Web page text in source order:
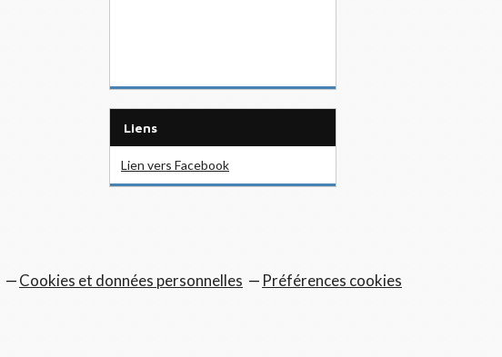
Liens
Lien vers Facebook
Cookies et données personnelles Préférences cookies